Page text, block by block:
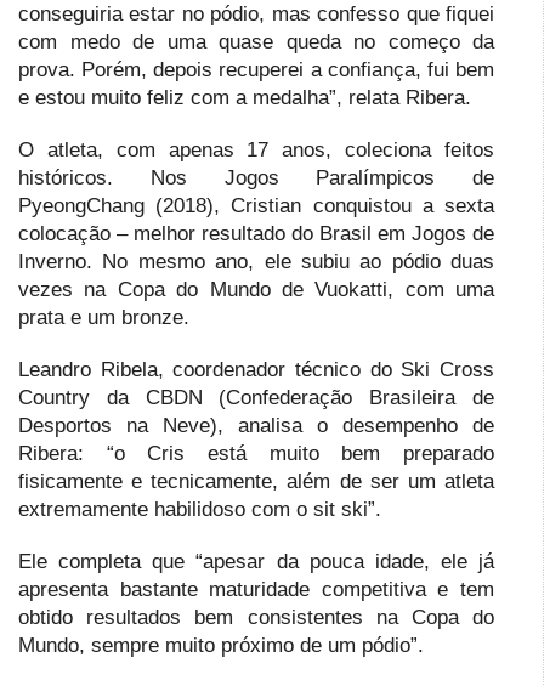
conseguiria estar no pódio, mas confesso que fiquei
com medo de uma quase queda no começo da
prova. Porém, depois recuperei a confiança, fui bem
e estou muito feliz com a medalha”, relata Ribera.
O atleta, com apenas 17 anos, coleciona feitos
históricos. Nos Jogos Paralímpicos de
PyeongChang (2018), Cristian conquistou a sexta
colocação – melhor resultado do Brasil em Jogos de
Inverno. No mesmo ano, ele subiu ao pódio duas
vezes na Copa do Mundo de Vuokatti, com uma
prata e um bronze.
Leandro Ribela, coordenador técnico do Ski Cross
Country da CBDN (Confederação Brasileira de
Desportos na Neve), analisa o desempenho de
Ribera: “o Cris está muito bem preparado
fisicamente e tecnicamente, além de ser um atleta
extremamente habilidoso com o sit ski”.
Ele completa que “apesar da pouca idade, ele já
apresenta bastante maturidade competitiva e tem
obtido resultados bem consistentes na Copa do
Mundo, sempre muito próximo de um pódio”.